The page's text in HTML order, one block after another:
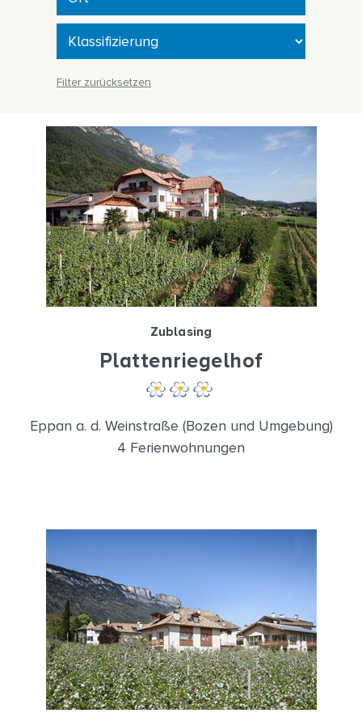
Filter zurücksetzen
Zublasing
Plattenriegelhof
Eppan a. d. Weinstraße (Bozen und Umgebung)
4 Ferienwohnungen